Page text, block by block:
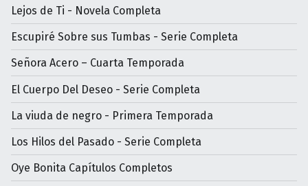
Lejos de Ti - Novela Completa
Escupiré Sobre sus Tumbas - Serie Completa
Señora Acero – Cuarta Temporada
El Cuerpo Del Deseo - Serie Completa
La viuda de negro - Primera Temporada
Los Hilos del Pasado - Serie Completa
Oye Bonita Capítulos Completos